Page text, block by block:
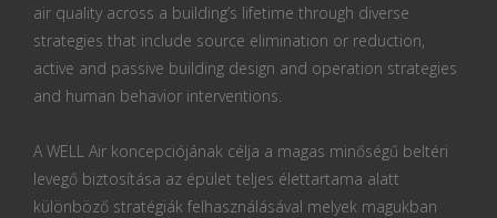
air quality across a building’s lifetime through diverse
strategies that include source elimination or reduction,
active and passive building design and operation strategies
and human behavior interventions.
A WELL Air koncepciójának célja a magas minőségű beltéri
levegő biztosítása az épület teljes élettartama alatt
különböző stratégiák felhasználásával melyek magukban